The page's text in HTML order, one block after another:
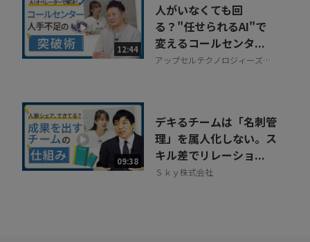
12:44
人がいなくても回
る？"任せられるAI"で
変えるコールセンタ...
アップセルテクノロジィーズ株
09:38
デキるチームは「名刺管
理」を属人化しない。ス
キル差でリレーショ...
Ｓｋｙ株式会社